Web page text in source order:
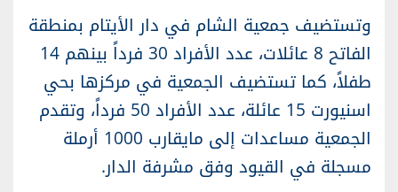
وتستضيف جمعية الشام في دار الأيتام بمنطقة
الفاتح 8 عائلات، عدد الأفراد 30 فرداً بينهم 14
طفلاً، كما تستضيف الجمعية في مركزها بحي
اسنيورت 15 عائلة، عدد الأفراد 50 فرداً، وتقدم
الجمعية مساعدات إلى مايقارب 1000 أرملة
مسجلة في القيود وفق مشرفة الدار.